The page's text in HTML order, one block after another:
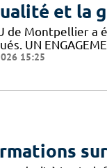
et la
de Montpellier a
UN
15:25